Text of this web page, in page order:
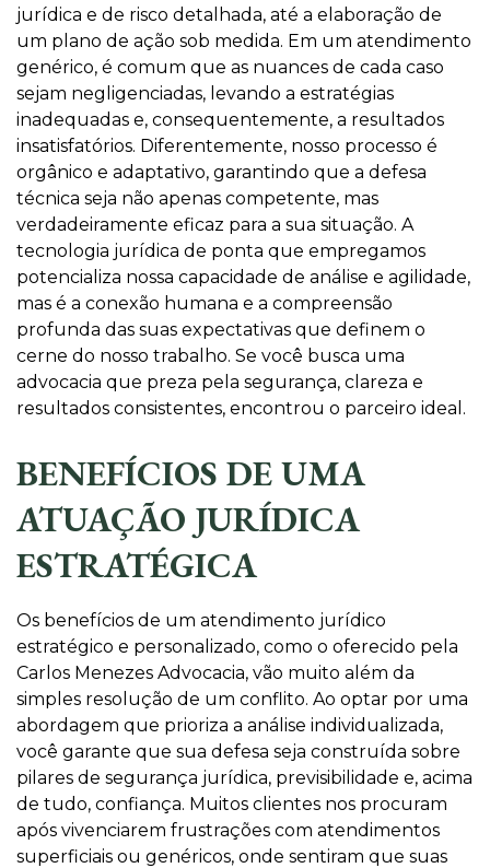
jurídica e de risco detalhada, até a elaboração de
um plano de ação sob medida. Em um atendimento
genérico, é comum que as nuances de cada caso
sejam negligenciadas, levando a estratégias
inadequadas e, consequentemente, a resultados
insatisfatórios. Diferentemente, nosso processo é
orgânico e adaptativo, garantindo que a defesa
técnica seja não apenas competente, mas
verdadeiramente eficaz para a sua situação. A
tecnologia jurídica de ponta que empregamos
potencializa nossa capacidade de análise e agilidade,
mas é a conexão humana e a compreensão
profunda das suas expectativas que definem o
cerne do nosso trabalho. Se você busca uma
advocacia que preza pela segurança, clareza e
resultados consistentes, encontrou o parceiro ideal.
BENEFÍCIOS DE UMA
ATUAÇÃO JURÍDICA
ESTRATÉGICA
Os benefícios de um atendimento jurídico
estratégico e personalizado, como o oferecido pela
Carlos Menezes Advocacia, vão muito além da
simples resolução de um conflito. Ao optar por uma
abordagem que prioriza a análise individualizada,
você garante que sua defesa seja construída sobre
pilares de segurança jurídica, previsibilidade e, acima
de tudo, confiança. Muitos clientes nos procuram
após vivenciarem frustrações com atendimentos
superficiais ou genéricos, onde sentiram que suas